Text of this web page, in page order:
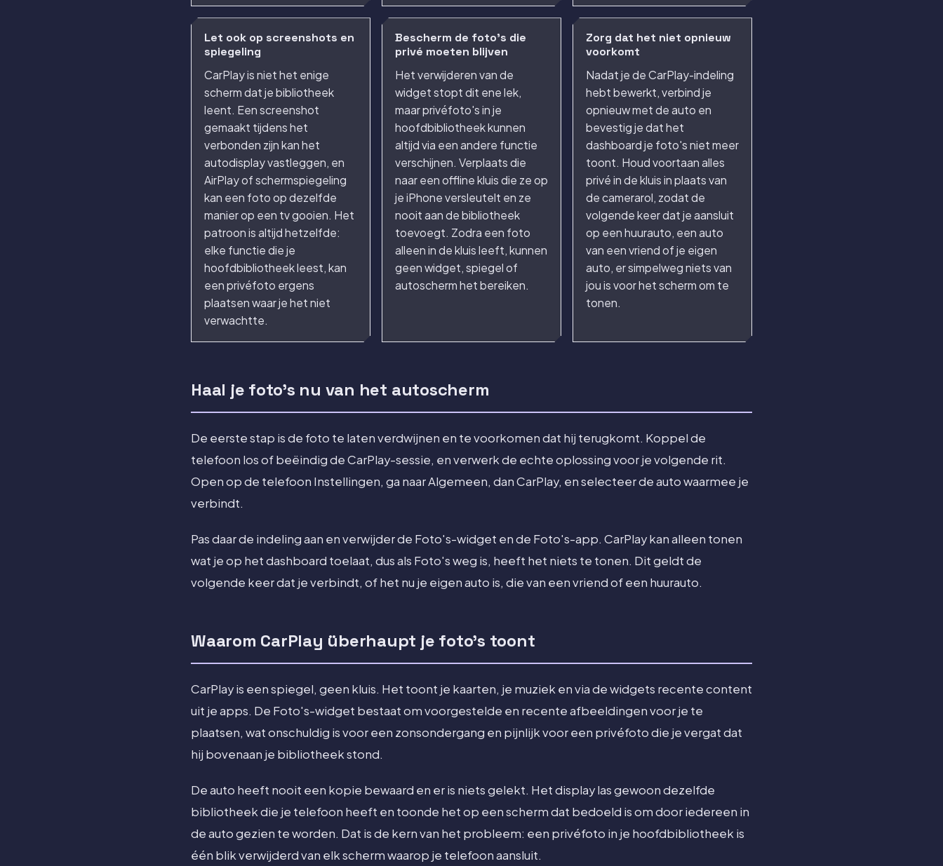
Let ook op screenshots en
spiegeling
CarPlay is niet het enige
scherm dat je bibliotheek
leent. Een screenshot
gemaakt tijdens het
verbonden zijn kan het
autodisplay vastleggen, en
AirPlay of schermspiegeling
kan een foto op dezelfde
manier op een tv gooien. Het
patroon is altijd hetzelfde:
elke functie die je
hoofdbibliotheek leest, kan
een privéfoto ergens
plaatsen waar je het niet
verwachtte.
Bescherm de foto's die
privé moeten blijven
Het verwijderen van de
widget stopt dit ene lek,
maar privéfoto's in je
hoofdbibliotheek kunnen
altijd via een andere functie
verschijnen. Verplaats die
naar een offline kluis die ze op
je iPhone versleutelt en ze
nooit aan de bibliotheek
toevoegt. Zodra een foto
alleen in de kluis leeft, kunnen
geen widget, spiegel of
autoscherm het bereiken.
Zorg dat het niet opnieuw
voorkomt
Nadat je de CarPlay-indeling
hebt bewerkt, verbind je
opnieuw met de auto en
bevestig je dat het
dashboard je foto's niet meer
toont. Houd voortaan alles
privé in de kluis in plaats van
de camerarol, zodat de
volgende keer dat je aansluit
op een huurauto, een auto
van een vriend of je eigen
auto, er simpelweg niets van
jou is voor het scherm om te
tonen.
Haal je foto's nu van het autoscherm
De eerste stap is de foto te laten verdwijnen en te voorkomen dat hij terugkomt. Koppel de
telefoon los of beëindig de CarPlay-sessie, en verwerk de echte oplossing voor je volgende rit.
Open op de telefoon Instellingen, ga naar Algemeen, dan CarPlay, en selecteer de auto waarmee je
verbindt.
Pas daar de indeling aan en verwijder de Foto's-widget en de Foto's-app. CarPlay kan alleen tonen
wat je op het dashboard toelaat, dus als Foto's weg is, heeft het niets te tonen. Dit geldt de
volgende keer dat je verbindt, of het nu je eigen auto is, die van een vriend of een huurauto.
Waarom CarPlay überhaupt je foto's toont
CarPlay is een spiegel, geen kluis. Het toont je kaarten, je muziek en via de widgets recente content
uit je apps. De Foto's-widget bestaat om voorgestelde en recente afbeeldingen voor je te
plaatsen, wat onschuldig is voor een zonsondergang en pijnlijk voor een privéfoto die je vergat dat
hij bovenaan je bibliotheek stond.
De auto heeft nooit een kopie bewaard en er is niets gelekt. Het display las gewoon dezelfde
bibliotheek die je telefoon heeft en toonde het op een scherm dat bedoeld is om door iedereen in
de auto gezien te worden. Dat is de kern van het probleem: een privéfoto in je hoofdbibliotheek is
één blik verwijderd van elk scherm waarop je telefoon aansluit.